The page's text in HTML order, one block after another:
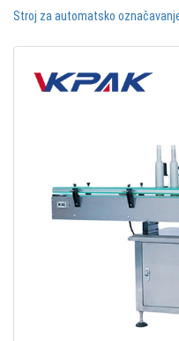
Stroj za automatsko